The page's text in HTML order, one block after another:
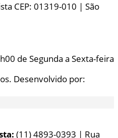
CEP: 01319-010 | São
de Segunda a Sexta-feira
Desenvolvido por:
(11) 4893-0393 | Rua